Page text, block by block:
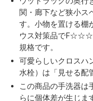
関・廊下など狭小ス
す。小物を置ける棚
ウス対策品で
規格です。
可愛らしいクロスハ
水栓）は「見せる配
この商品の手洗器は
らに個体差が生じま